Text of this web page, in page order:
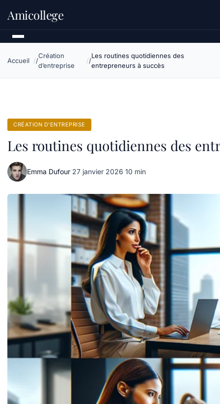
Amicollege
Accueil
Création
d’entreprise
Les routines quotidiennes des
entrepreneurs à succès
CRÉATION D’ENTREPRISE
Les routines quotidiennes des
Emma Dufour·27 janvier 2026·10 min